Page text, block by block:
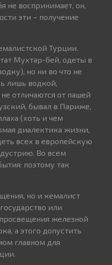
не воспринимает, он,
эти – получение
Турции.
Мухтар-бей, одеты в
но ни во что не
лишь водкой,
отличаются от пашей
бывал в Париже,
(хоть и чем
диалектика жизни,
всех в европейскую
Во всем
поэтому так
но и кемалист
или
железной
а этого допустить
главном для